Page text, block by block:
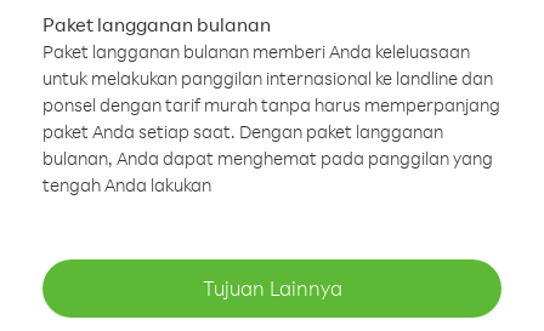
Paket langganan bulanan
Paket langganan bulanan memberi Anda keleluasaan
untuk melakukan panggilan internasional ke landline dan
ponsel dengan tarif murah tanpa harus memperpanjang
paket Anda setiap saat. Dengan paket langganan
bulanan, Anda dapat menghemat pada panggilan yang
tengah Anda lakukan
Tujuan Lainnya